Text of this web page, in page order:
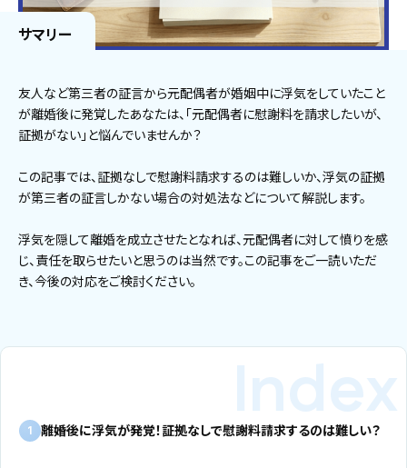
サマリー
友人など第三者の証言から元配偶者が婚姻中に浮気をしていたこと
が離婚後に発覚したあなたは、「元配偶者に慰謝料を請求したいが、
証拠がない」と悩んでいませんか？
この記事では、証拠なしで慰謝料請求するのは難しいか、浮気の証拠
が第三者の証言しかない場合の対処法などについて解説します。
浮気を隠して離婚を成立させたとなれば、元配偶者に対して憤りを感
じ、責任を取らせたいと思うのは当然です。この記事をご一読いただ
き、今後の対応をご検討ください。
1 離婚後に浮気が発覚！証拠なしで慰謝料請求するのは難しい？